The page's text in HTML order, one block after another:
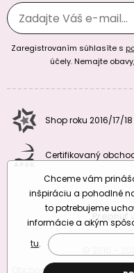
Zaregistrovaním súhlasíte s
účely. Nemajte
Shop roku 2016/17/18
Certifikovaný
Prepnúť
© 2010 –
Obchodné podmienky
Chceme vám
inšpiráciu a pohodlné
to potrebujeme
informácie a akým
tu.